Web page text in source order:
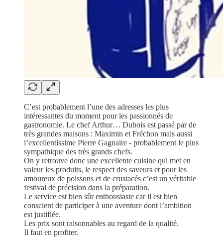
C’est probablement l’une des adresses les plus
intéressantes du moment pour les passionnés de
gastronomie. Le chef Arthur… Dubois est passé par de
très grandes maisons : Maximin et Fréchon mais aussi
l’excellentissime Pierre Gagnaire - probablement le plus
sympathique des très grands chefs.
On y retrouve donc une excellente cuisine qui met en
valeur les produits, le respect des saveurs et pour les
amoureux de poissons et de crustacés c’est un véritable
festival de précision dans la préparation.
Le service est bien sûr enthousiaste car il est bien
conscient de participer à une aventure dont l’ambition
est justifiée.
Les prix sont raisonnables au regard de la qualité.
Il faut en profiter.